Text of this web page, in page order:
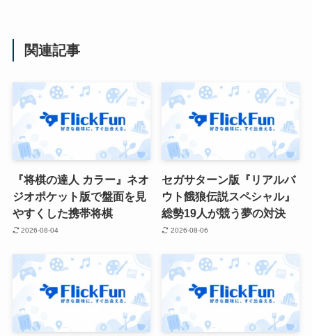
関連記事
『将棋の達人 カラー』ネオ
ジオポケット版で盤面を見
やすくした携帯将棋
2026-08-04
セガサターン版『リアルバ
ウト餓狼伝説スペシャル』
総勢19人が競う夢の対決
2026-08-06